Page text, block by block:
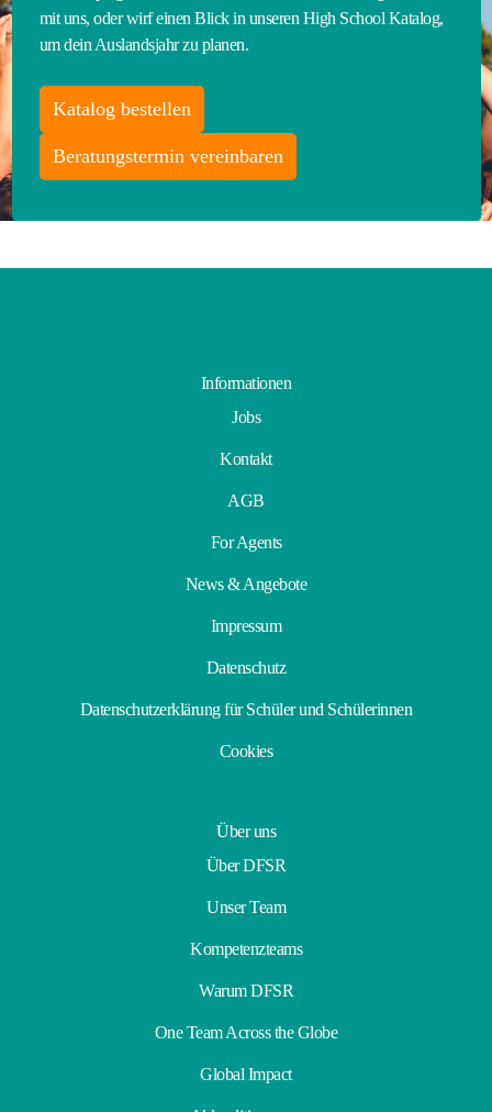
mit uns, oder wirf einen Blick in unseren High School Katalog,
um dein Auslandsjahr zu planen.
Katalog bestellen
Beratungstermin vereinbaren
Informationen
Jobs
Kontakt
AGB
For Agents
News & Angebote
Impressum
Datenschutz
Datenschutzerklärung für Schüler und Schülerinnen
Cookies
Über uns
Über DFSR
Unser Team
Kompetenzteams
Warum DFSR
One Team Across the Globe
Global Impact